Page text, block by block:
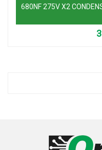
680NF 275V X2